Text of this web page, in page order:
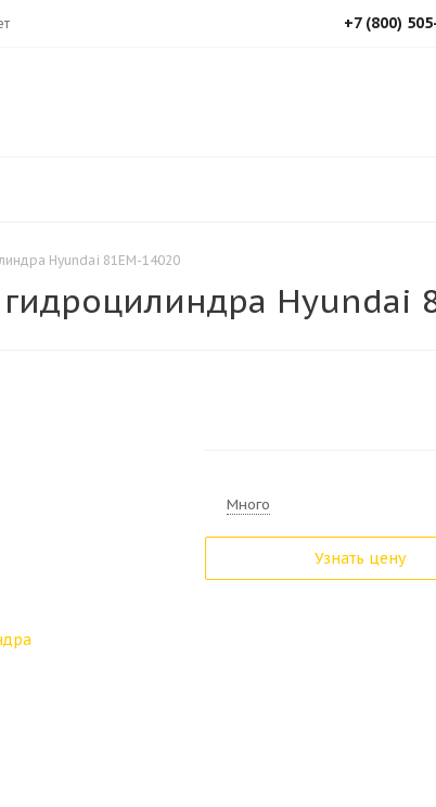
+7 (800)
Hyundai 81EM-14020
Hyundai
Много
Узнать цену